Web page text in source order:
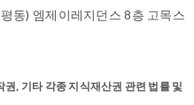
동) 엠제이레지던스 8층 고목스
, 기타 각종 지식재산권 관련 법률 및